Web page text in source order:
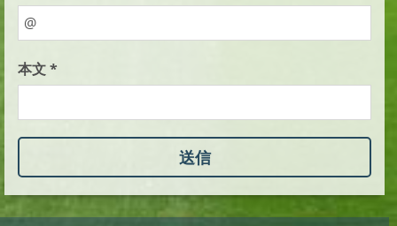
本文 *